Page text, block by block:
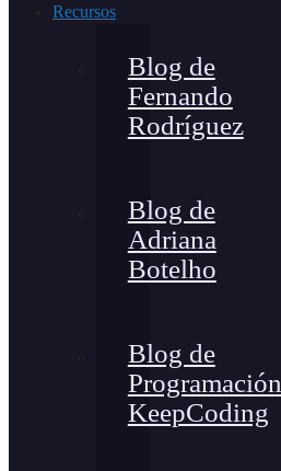
Recursos
Blog de
Fernando
Rodríguez
Blog de
Adriana
Botelho
Blog de
Programación
KeepCoding